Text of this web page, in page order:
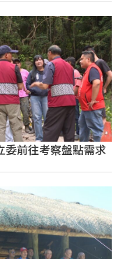
委前往考察盤點需求